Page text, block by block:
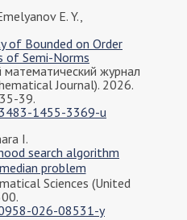
E. Y.,
of Bounded on Order
of Semi-Norms
математический журнал
Journal). 2026.
39.
1455-3369-u
I.
search algorithm
problem
Sciences (United
026-08531-y